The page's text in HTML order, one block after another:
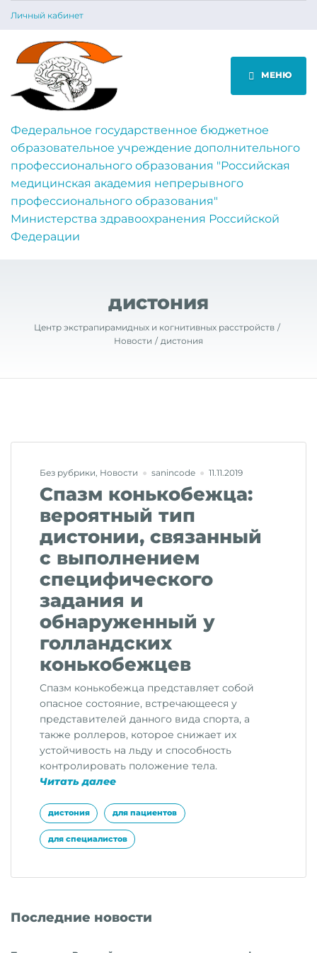
Личный кабинет
МЕНЮ
Федеральное государственное бюджетное
образовательное учреждение дополнительного
профессионального образования "Российская
медицинская академия непрерывного
профессионального образования"
Министерства здравоохранения Российской
Федерации
дистония
Центр экстрапирамидных и когнитивных расстройств
Новости
дистония
Без рубрики Новости sanincode 11.11.2019
Спазм конькобежца:
вероятный тип
дистонии, связанный
с выполнением
специфического
задания и
обнаруженный у
голландских
конькобежцев
Спазм конькобежца представляет собой
опасное состояние, встречающееся у
представителей данного вида спорта, а
также роллеров, которое снижает их
устойчивость на льду и способность
контролировать положение тела.
Читать далее«Спазм
вероятный
тип
дистонии,
с
задания
дистония для пациентов
для специалистов
Последние новости